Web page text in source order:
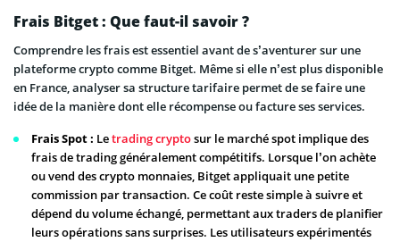
Frais Bitget : Que faut-il savoir ?
Comprendre les frais est essentiel avant de s’aventurer sur une
plateforme crypto comme Bitget. Même si elle n’est plus disponible
en France, analyser sa structure tarifaire permet de se faire une
idée de la manière dont elle récompense ou facture ses services.
Frais Spot : Letrading cryptosur le marché spot implique des
frais de trading généralement compétitifs. Lorsque l’on achète
ou vend des crypto monnaies, Bitget appliquait une petite
commission par transaction. Ce coût reste simple à suivre et
dépend du volume échangé, permettant aux traders de planifier
leurs opérations sans surprises. Les utilisateurs expérimentés